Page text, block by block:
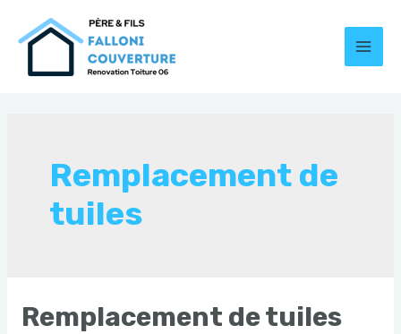
Remplacement de
tuiles
Remplacement de tuiles